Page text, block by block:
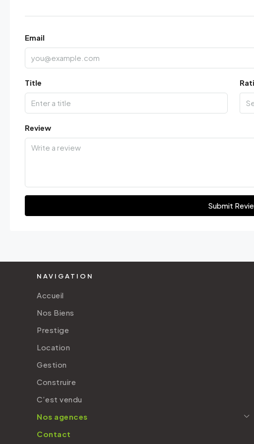
Email
Title
Review
Submit
NAVIGATION
Accueil
Nos Biens
Prestige
Location
Gestion
Construire
C’est vendu
Nos agences
Contact